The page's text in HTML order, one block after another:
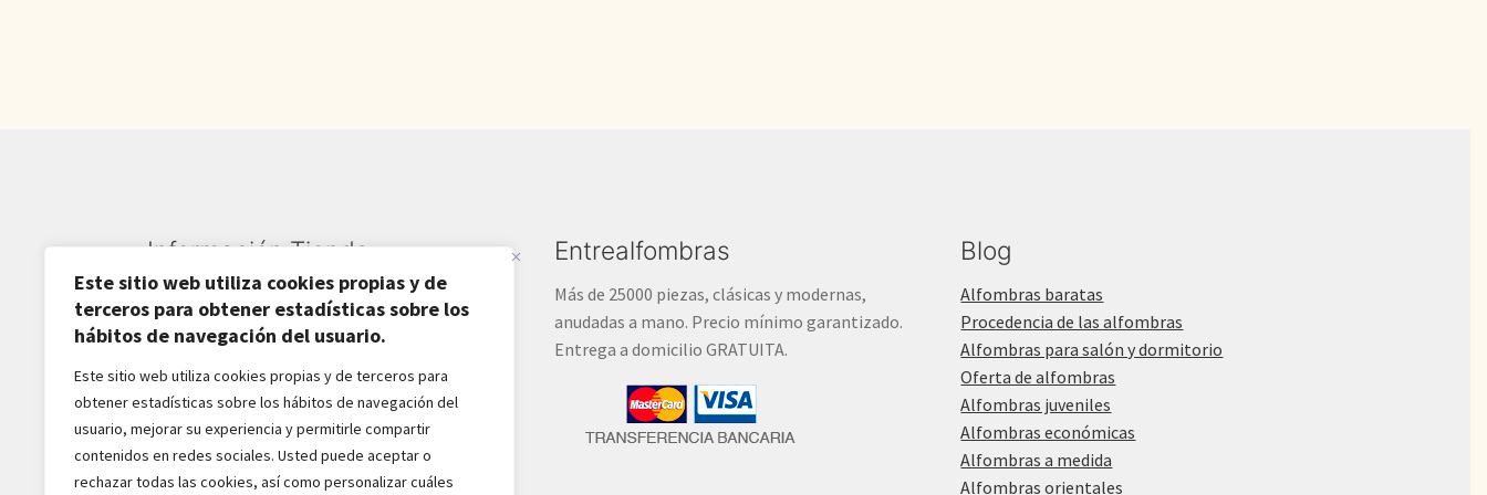
Este sitio web utiliza cookies propias y de
terceros para obtener estadísticas sobre los
hábitos de navegación del usuario.
Este sitio web utiliza cookies propias y de terceros para
obtener estadísticas sobre los hábitos de navegación del
usuario, mejorar su experiencia y permitirle compartir
contenidos en redes sociales. Usted puede aceptar o
rechazar todas las cookies, así como personalizar cuáles
Información Tienda
Sardarán SL CIF: B82809781
Av. Pirineos 27, Nave 6
San Sebastián de los Reyes
28703-Madrid - España
916516162 - 628518856
jaba2288@gmail.com
Entrealfombras
Más de 25000 piezas, clásicas y modernas,
anudadas a mano. Precio mínimo garantizado.
Entrega a domicilio GRATUITA.
Blog
Alfombras baratas
Procedencia de las alfombras
Alfombras para salón y dormitorio
Oferta de alfombras
Alfombras juveniles
Alfombras económicas
Alfombras a medida
Alfombras orientales